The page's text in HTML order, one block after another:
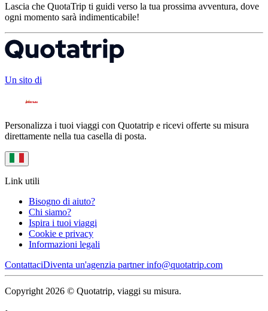
Lascia che QuotaTrip ti guidi verso la tua prossima avventura, dove
ogni momento sarà indimenticabile!
Un sito di
Personalizza i tuoi viaggi con Quotatrip e ricevi offerte su misura
direttamente nella tua casella di posta.
Link utili
Bisogno di aiuto?
Chi siamo?
Ispira i tuoi viaggi
Cookie e privacy
Informazioni legali
ContattaciDiventa un'agenzia partnerinfo@quotatrip.com
Copyright 2026 © Quotatrip, viaggi su misura.